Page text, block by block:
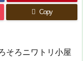
Copy
そろニワトリ小屋